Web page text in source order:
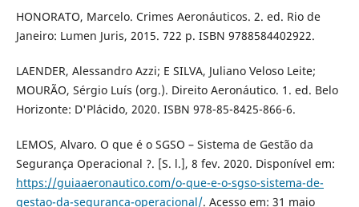
HONORATO, Marcelo. Crimes Aeronáuticos. 2. ed. Rio de
Janeiro: Lumen Juris, 2015. 722 p. ISBN 9788584402922.
LAENDER, Alessandro Azzi; E SILVA, Juliano Veloso Leite;
MOURÃO, Sérgio Luís (org.). Direito Aeronáutico. 1. ed. Belo
Horizonte: D'Plácido, 2020. ISBN 978-85-8425-866-6.
LEMOS, Alvaro. O que é o SGSO – Sistema de Gestão da
Segurança Operacional ?. [S. l.], 8 fev. 2020. Disponível em:
https://guiaaeronautico.com/o-que-e-o-sgso-sistema-de-
gestao-da-seguranca-operacional/. Acesso em: 31 maio